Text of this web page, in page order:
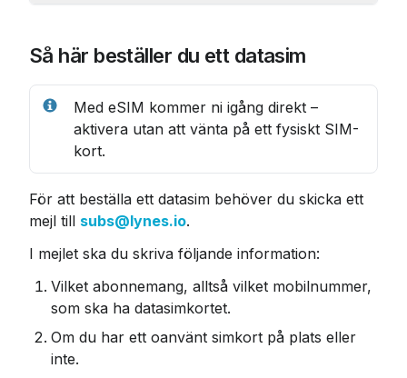
Så här beställer du ett datasim
Med eSIM kommer ni igång direkt –
aktivera utan att vänta på ett fysiskt SIM-
kort.
För att beställa ett datasim behöver du skicka ett
mejl till subs@lynes.io.
I mejlet ska du skriva följande information:
Vilket abonnemang, alltså vilket mobilnummer,
som ska ha datasimkortet.
Om du har ett oanvänt simkort på plats eller
inte.